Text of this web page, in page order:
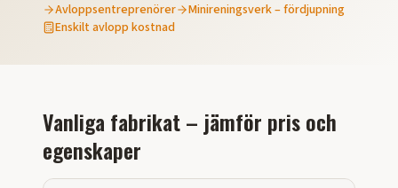
Avloppsentreprenörer
Minireningsverk – fördjupning
Enskilt avlopp kostnad
Vanliga fabrikat – jämför pris och
egenskaper